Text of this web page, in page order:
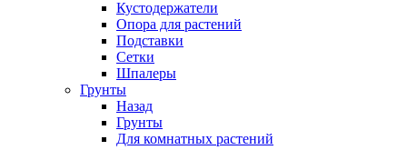
Кустодержатели
Опора для растений
Подставки
Сетки
Шпалеры
Грунты
Назад
Грунты
Для комнатных растений